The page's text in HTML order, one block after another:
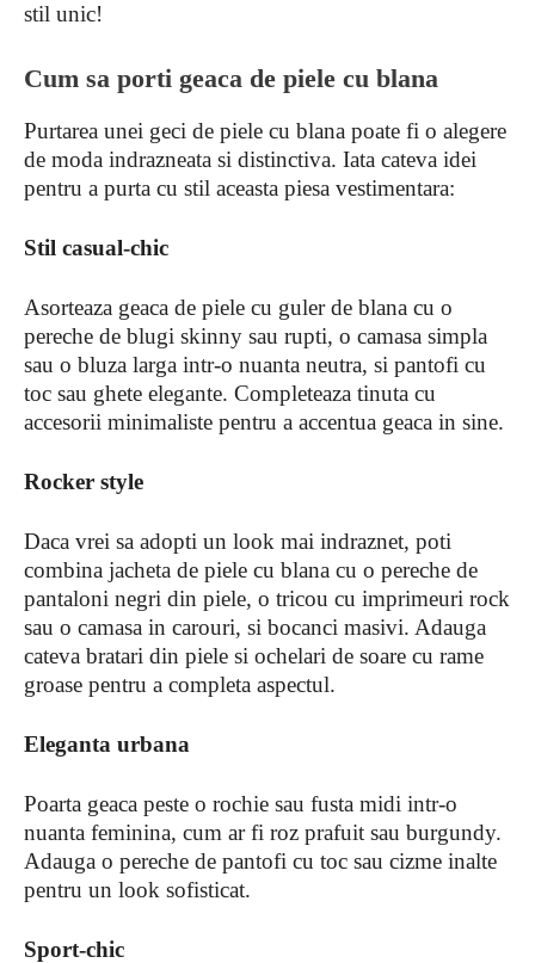
stil unic!
Cum sa porti geaca de piele cu blana
Purtarea unei geci de piele cu blana poate fi o alegere
de moda indrazneata si distinctiva. Iata cateva idei
pentru a purta cu stil aceasta piesa vestimentara:
Stil casual-chic
Asorteaza geaca de piele cu guler de blana cu o
pereche de blugi skinny sau rupti, o camasa simpla
sau o bluza larga intr-o nuanta neutra, si pantofi cu
toc sau ghete elegante. Completeaza tinuta cu
accesorii minimaliste pentru a accentua geaca in sine.
Rocker style
Daca vrei sa adopti un look mai indraznet, poti
combina jacheta de piele cu blana cu o pereche de
pantaloni negri din piele, o tricou cu imprimeuri rock
sau o camasa in carouri, si bocanci masivi. Adauga
cateva bratari din piele si ochelari de soare cu rame
groase pentru a completa aspectul.
Eleganta urbana
Poarta geaca peste o rochie sau fusta midi intr-o
nuanta feminina, cum ar fi roz prafuit sau burgundy.
Adauga o pereche de pantofi cu toc sau cizme inalte
pentru un look sofisticat.
Sport-chic